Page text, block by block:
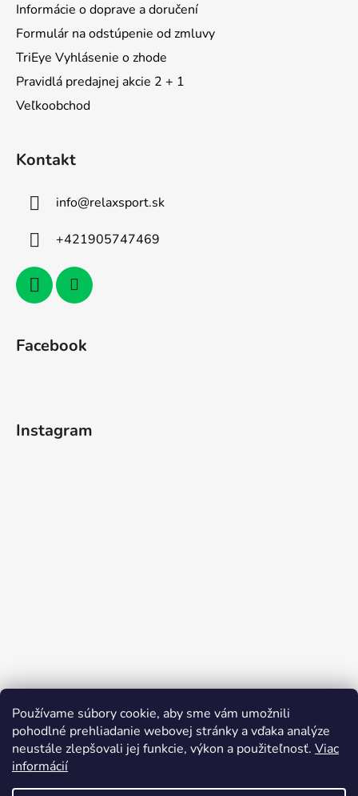
Používame súbory cookie, aby sme vám umožnili
pohodlné prehliadanie webovej stránky a vďaka analýze
neustále zlepšovali jej funkcie, výkon a použiteľnosť. Viac
informácií
Informácie o doprave a doručení
Formulár na odstúpenie od zmluvy
TriEye Vyhlásenie o zhode
Pravidlá predajnej akcie 2 + 1
Veľkoobchod
Kontakt
info@relaxsport.sk
+421905747469
Facebook
Instagram
Sledovať na Instagrame